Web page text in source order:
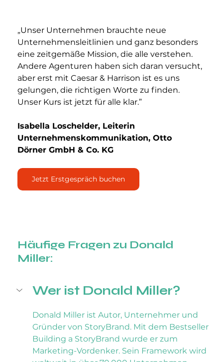
„Unser Unternehmen brauchte neue
Unternehmensleitlinien und ganz besonders
eine zeitgemäße Mission, die alle verstehen.
Andere Agenturen haben sich daran versucht,
aber erst mit Caesar & Harrison ist es uns
gelungen, die richtigen Worte zu finden.
Unser Kurs ist jetzt für alle klar.”
Isabella Loschelder, Leiterin
Unternehmenskommunikation, Otto
Dörner GmbH & Co. KG
Jetzt Erstgespräch buchen
Häufige Fragen zu Donald
Miller:
Wer ist Donald Miller?
Donald Miller ist Autor, Unternehmer und
Gründer von StoryBrand. Mit dem Bestseller
Building a StoryBrand wurde er zum
Marketing-Vordenker. Sein Framework wird